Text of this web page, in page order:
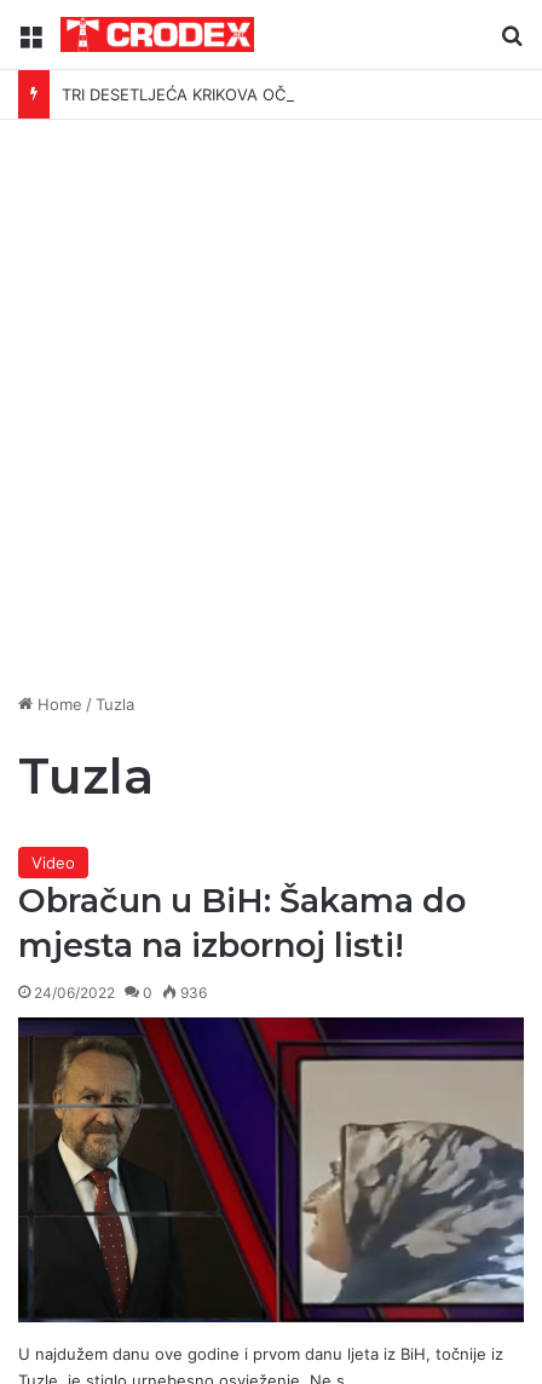
Menu
TRI DESETLJEĆA KRIKOVA OČAJNIKA
Home /Tuzla
Tuzla
Video
Obračun u BiH: Šakama do
mjesta na izbornoj listi!
24/06/2022 0 936
U najdužem danu ove godine i prvom danu ljeta iz BiH, točnije iz